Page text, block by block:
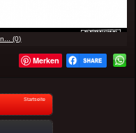
(0)
Merken
Startseite